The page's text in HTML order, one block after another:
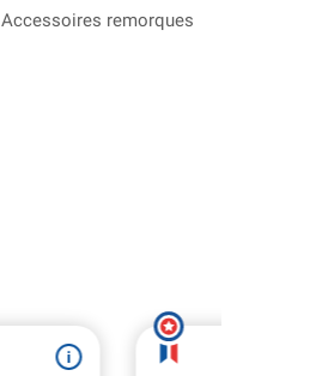
Accessoires remorques